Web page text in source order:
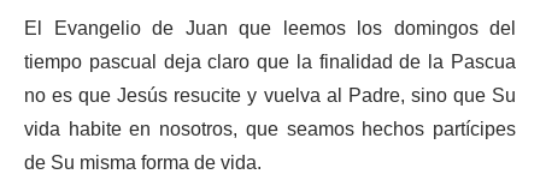
El Evangelio de Juan que leemos los domingos del
tiempo pascual deja claro que la finalidad de la Pascua
no es que Jesús resucite y vuelva al Padre, sino que Su
vida habite en nosotros, que seamos hechos partícipes
de Su misma forma de vida.